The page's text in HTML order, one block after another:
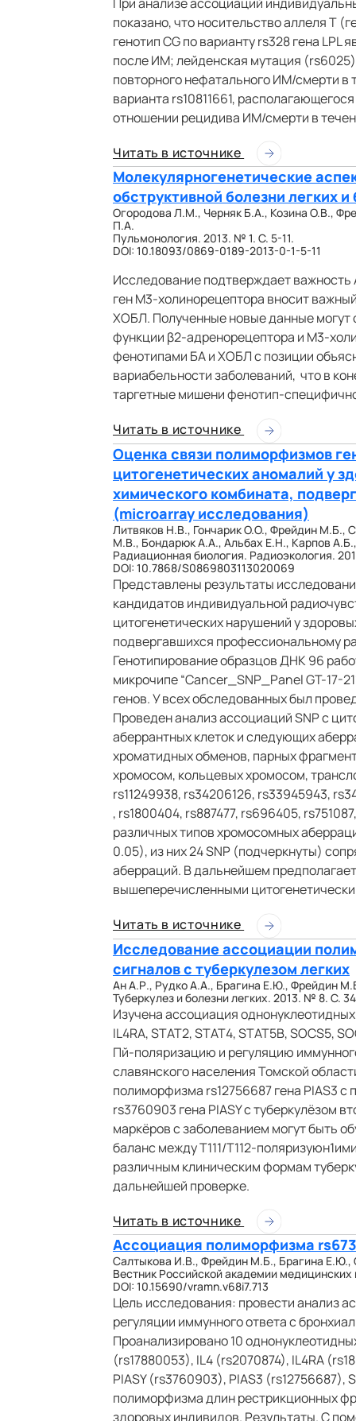
показано, что носительство аллеля Т
генотип CG по варианту rs328 гена
после ИМ; лейденская мутация
повторного нефатального ИМ/смерти
варианта rs10811661,
отношении рецидива ИМ/смерти в
Читать в источнике
Молекулярногенетические
обструктивной болезни легких
Огородова Л.М., Черняк Б.А., Козина О.В.,
П.А.
Пульмонология. 2013. № 1. С. 5-11.
DOI: 10.18093/0869-0189-2013-0-1-5-11
Исследование подтверждает важность
ген М3-холинорецептора вносит
ХОБЛ. Полученные новые данные могут
функции β2-адренорецептора и М3-
фенотипами БА и ХОБЛ с позиции
вариабельности заболеваний, что в
таргетные мишени фенотип-
Читать в источнике
Оценка связи полиморфизмов
цитогенетических аномалий у
химического комбината,
(microarray исследования)
Литвяков Н.В., Гончарик О.О., Фрейдин М.Б.,
М.В., Бондарюк А.А., Альбах Е.Н., Карпов
Радиационная биология. Радиоэкология.
DOI: 10.7868/S0869803113020069
Представлены результаты
кандидатов индивидуальной
цитогенетических нарушений у
подвергавшихся профессиональному
Генотипирование образцов ДНК 96
микрочипе “Cancer_SNP_Panel GT-17-
генов. У всех обследованных был
Проведен анализ ассоциаций SNP с
аберрантных клеток и следующих
хроматидных обменов, парных
хромосом, кольцевых хромосом,
rs11249938, rs34206126, rs33945943,
, rs1800404, rs887477, rs696405,
различных типов хромосомных
0.05), из них 24 SNP (подчеркнуты)
аберраций. В дальнейшем
вышеперечисленными
Читать в источнике
Исследование ассоциации
сигналов с туберкулезом легких
Ан А.Р., Рудко А.А., Брагина Е.Ю., Фрейдин
Туберкулез и болезни легких. 2013. № 8. С.
Изучена ассоциация
IL4RA, STAT2, STAT4, STAT5B, SOCS5,
Пй-поляризацию и регуляцию
славянского населения Томской
полиморфизма rs12756687 гена PIAS3
rs3760903 гена PIASY с туберкулёзом
маркёров с заболеванием могут быть
баланс между Т111/Т112-
различным клиническим формам
дальнейшей проверке.
Читать в источнике
Ассоциация полиморфизма
Салтыкова И.В., Фрейдин М.Б., Брагина
Вестник Российской академии
DOI: 10.15690/vramn.v68i7.713
Цель исследования: провести анализ
регуляции иммунного ответа с
Проанализировано 10
(rs17880053), IL4 (rs2070874), IL4RA
PIASY (rs3760903), PIAS3 (rs12756687),
полиморфизма длин рестрикционных
здоровых индивидов. Результаты. С